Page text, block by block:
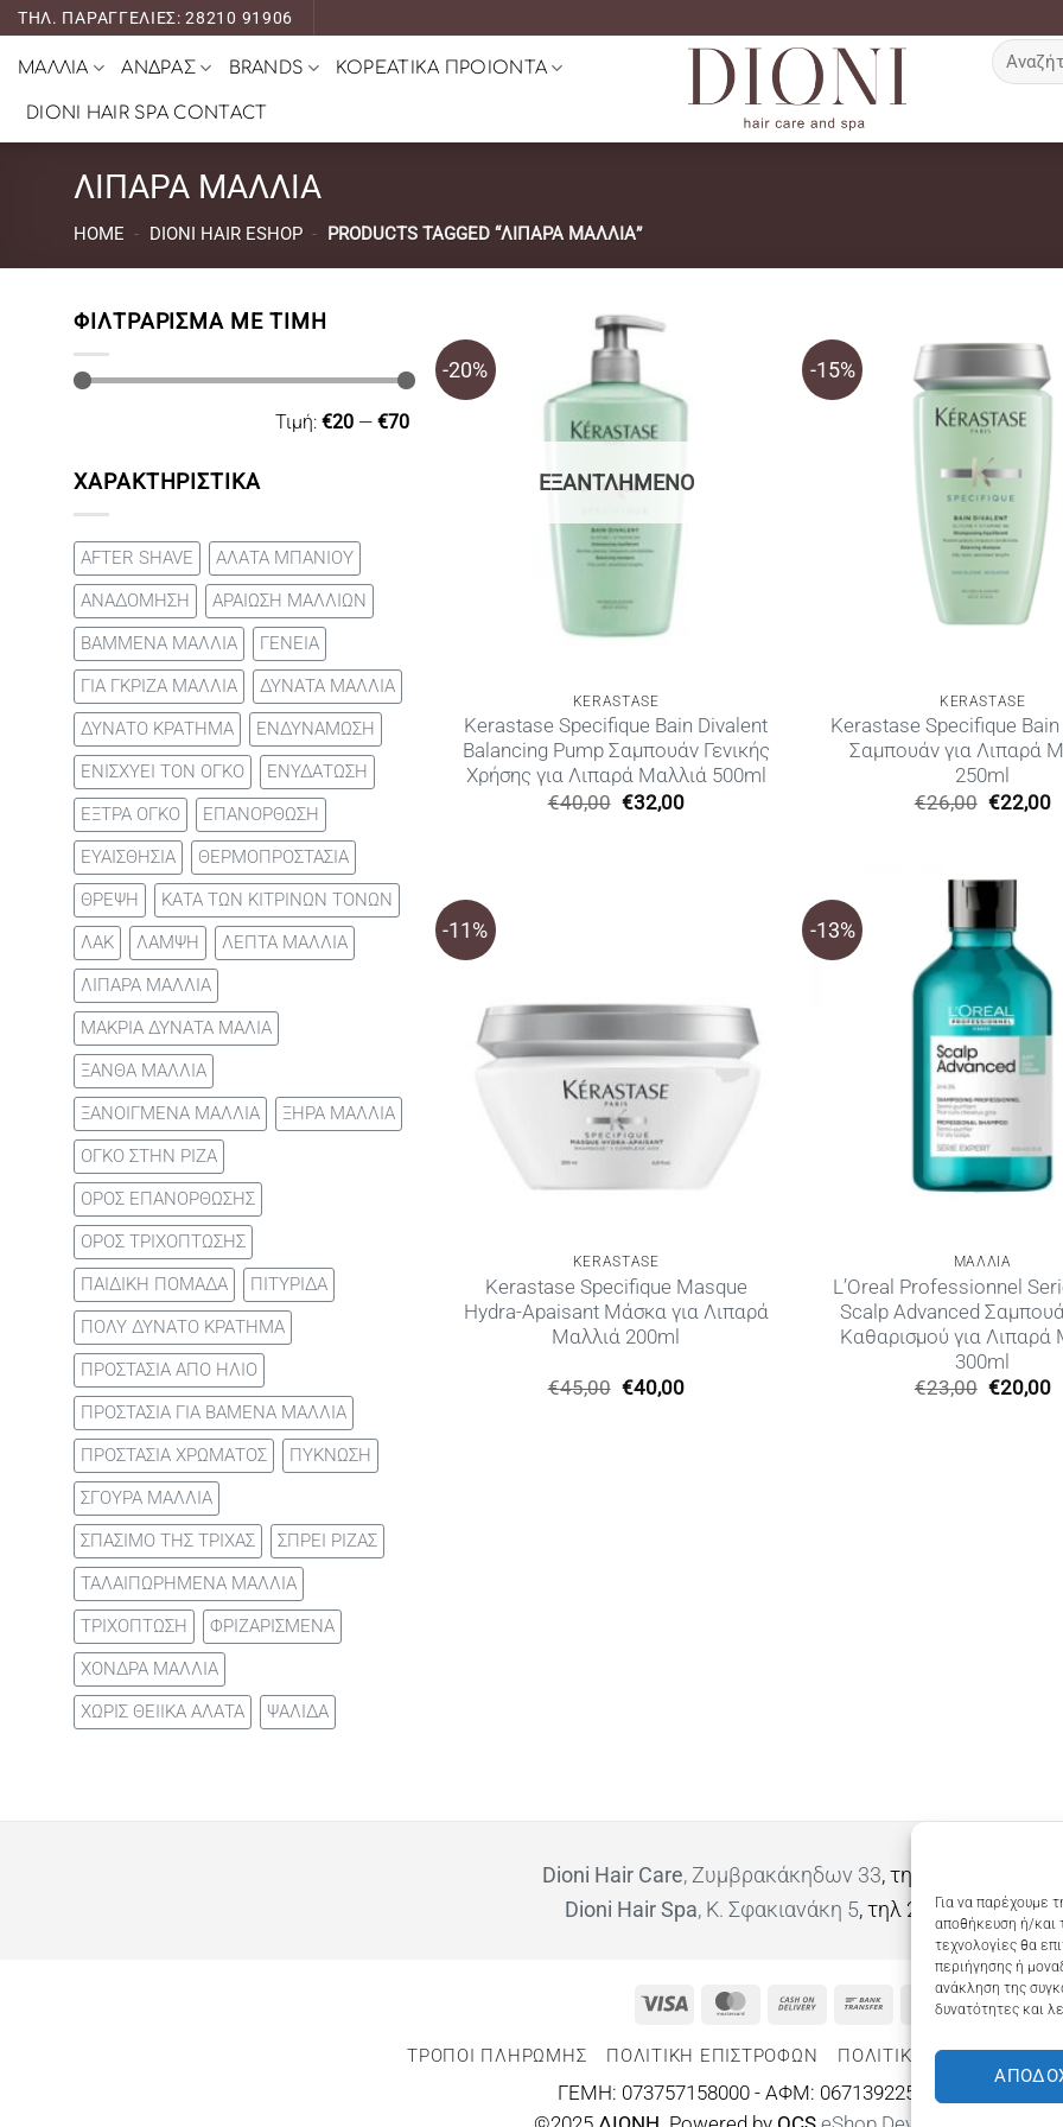
Για να παρέχουμε
αποθήκευση ή/και
τεχνολογίες θα
περιήγησης ή
ανάκληση της
δυνατότητες και
Μετάβαση
ΤΗΛ. ΠΑΡΑΓΓΕΛΙΕΣ: 28210 91906
ΜΑΛΛΙΑ ΑΝΔΡΑΣ BRANDS ΚΟΡΕΑΤΙΚΑ ΠΡΟΙΟΝΤΑ
DIONI HAIR SPA CONTACT
Αναζήτηση
για:
ΛΙΠΑΡΑ ΜΑΛΛΙΑ
HOME - DIONI HAIR ESHOP - PRODUCTS TAGGED “ΛΙΠΑΡΑ ΜΑΛΛΙΑ”
ΦΙΛΤΡΆΡΙΣΜΑ ΜΕ ΤΙΜΉ
Τιμή: €20— €70
ΧΑΡΑΚΤΗΡΙΣΤΙΚΑ
AFTER SHAVE
ΑΛΑΤΑ ΜΠΑΝΙΟΥ
ΑΝΑΔΟΜΗΣΗ
ΑΡΑΙΩΣΗ ΜΑΛΛΙΩΝ
ΒΑΜΜΕΝΑ ΜΑΛΛΙΑ
ΓΕΝΕΙΑ
ΓΙΑ ΓΚΡΙΖΑ ΜΑΛΛΙΑ
ΔΥΝΑΤΑ ΜΑΛΛΙΑ
ΔΥΝΑΤΟ ΚΡΑΤΗΜΑ
ΕΝΔΥΝΑΜΩΣΗ
ΕΝΙΣΧΥΕΙ ΤΟΝ ΟΓΚΟ
ΕΝΥΔΑΤΩΣΗ
ΕΞΤΡΑ ΟΓΚΟ
ΕΠΑΝΟΡΘΩΣΗ
ΕΥΑΙΣΘΗΣΙΑ
ΘΕΡΜΟΠΡΟΣΤΑΣΙΑ
ΘΡΕΨΗ
ΚΑΤΑ ΤΩΝ ΚΙΤΡΙΝΩΝ ΤΟΝΩΝ
ΛΑΚ
ΛΑΜΨΗ
ΛΕΠΤΑ ΜΑΛΛΙΑ
ΛΙΠΑΡΑ ΜΑΛΛΙΑ
ΜΑΚΡΙΑ ΔΥΝΑΤΑ ΜΑΛΙΑ
ΞΑΝΘΑ ΜΑΛΛΙΑ
ΞΑΝΟΙΓΜΕΝΑ ΜΑΛΛΙΑ
ΞΗΡΑ ΜΑΛΛΙΑ
ΟΓΚΟ ΣΤΗΝ ΡΙΖΑ
ΟΡΟΣ ΕΠΑΝΟΡΘΩΣΗΣ
ΟΡΟΣ ΤΡΙΧΟΠΤΩΣΗΣ
ΠΑΙΔΙΚΗ ΠΟΜΑΔΑ
ΠΙΤΥΡΙΔΑ
ΠΟΛΥ ΔΥΝΑΤΟ ΚΡΑΤΗΜΑ
ΠΡΟΣΤΑΣΙΑ ΑΠΟ ΗΛΙΟ
ΠΡΟΣΤΑΣΙΑ ΓΙΑ ΒΑΜΕΝΑ ΜΑΛΛΙΑ
ΠΡΟΣΤΑΣΙΑ ΧΡΩΜΑΤΟΣ
ΠΥΚΝΩΣΗ
ΣΓΟΥΡΑ ΜΑΛΛΙΑ
ΣΠΑΣΙΜΟ ΤΗΣ ΤΡΙΧΑΣ
ΣΠΡΕΙ ΡΙΖΑΣ
ΤΑΛΑΙΠΩΡΗΜΕΝΑ ΜΑΛΛΙΑ
ΤΡΙΧΟΠΤΩΣΗ
ΦΡΙΖΑΡΙΣΜΕΝΑ
ΧΟΝΔΡΑ ΜΑΛΛΙΑ
ΧΩΡΙΣ ΘΕΙΙΚΑ ΑΛΑΤΑ
ΨΑΛΙΔΑ
-20%
ΕΞΑΝΤΛΗΜΈΝΟ
KERASTASE
Kerastase Specifique Bain Divalent
Balancing Pump Σαμπουάν Γενικής
Χρήσης για Λιπαρά Μαλλιά 500ml
€40,00 Original
€32,00Η
-15%
KERASTASE
Kerastase Specifique
Σαμπουάν για Λιπαρά
250ml
€26,00 Original
€22,00Η
-11%
KERASTASE
Kerastase Specifique Masque
Hydra-Apaisant Μάσκα για Λιπαρά
Μαλλιά 200ml
€45,00 Original
€40,00Η
-13%
ΜΑΛΛΙΑ
L’Oreal Professionnel
Scalp Advanced
Καθαρισμού για Λιπαρά
300ml
€23,00 Original
€20,00Η
Dioni Hair Care, Ζυμβρακάκηδων 33, τηλ 28210 91906
Dioni Hair Spa, Κ. Σφακιανάκη 5, τηλ 28210 94712
Visa MasterCard
Cash
Delivery
Google
ΤΡΟΠΟΙ ΠΛΗΡΩΜΗΣ ΠΟΛΙΤΙΚΉ ΕΠΙΣΤΡΟΦΏΝ ΠΟΛΙΤΙΚΉ ΑΠΟΡΡΉΤΟΥ –
ΓΕΜΗ: 073757158000 - ΑΦΜ: 067139225 ΔΟΥ:ΧΑΝΙΩΝ